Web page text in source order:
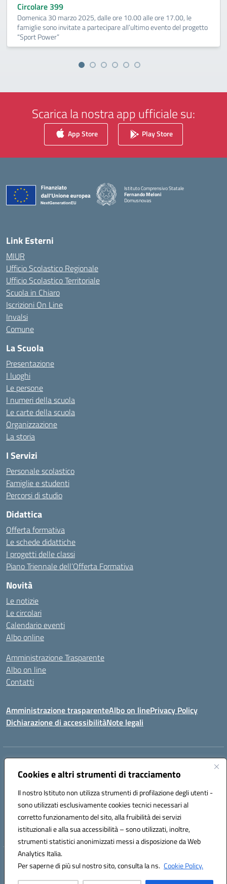
Cookies e altri strumenti di tracciamento
Il nostro Istituto non utilizza strumenti di profilazione degli utenti -
sono utilizzati esclusivamente cookies tecnici necessari al
corretto funzionamento del sito, alla fruibilità dei servizi
istituzionali e alla sua accessibilità – sono utilizzati, inoltre,
strumenti statistici anonimizzati messi a disposizione da Web
Analytics Italia.
Per saperne di più sul nostro sito, consulta la ns. Cookie Policy.
Circolare 399
Domenica 30 marzo 2025, dalle ore 10.00 alle ore 17.00, le
famiglie sono invitate a partecipare all’ultimo evento del progetto
“Sport Power”
Scarica la nostra app ufficiale su:
App Store Play Store
Istituto Comprensivo Statale
Fernando Meloni
Domusnovas
Link Esterni
MIUR
Ufficio Scolastico Regionale
Ufficio Scolastico Territoriale
Scuola in Chiaro
Iscrizioni On Line
Invalsi
Comune
La Scuola
Presentazione
I luoghi
Le persone
I numeri della scuola
Le carte della scuola
Organizzazione
La storia
I Servizi
Personale scolastico
Famiglie e studenti
Percorsi di studio
Didattica
Offerta formativa
Le schede didattiche
I progetti delle classi
Piano Triennale dell’Offerta Formativa
Novità
Le notizie
Le circolari
Calendario eventi
Albo online
Amministrazione Trasparente
Albo on line
Contatti
Amministrazione trasparenteAlbo on linePrivacy Policy
Dichiarazione di accessibilitàNote legali
Indirizzo:
Centralino:078170786 Email:caic875002@istruzione.it
Codice fiscale: 90027700922
Codice meccanografico:
CAIC875002
Codice unico di fatturazione (CUF): UFVRG0
Hosting & Powered by 3D Solution S.r.l.
Concept & Design by Designers Italia